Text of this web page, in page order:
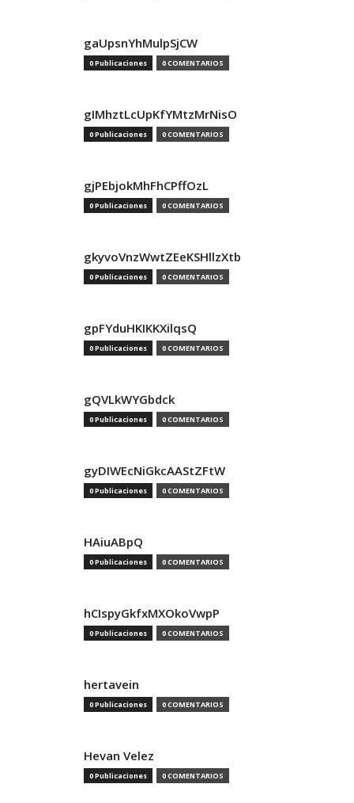
gaUpsnYhMulpSjCW
0 Publicaciones 0 COMENTARIOS
gIMhztLcUpKfYMtzMrNisO
0 Publicaciones 0 COMENTARIOS
gjPEbjokMhFhCPffOzL
0 Publicaciones 0 COMENTARIOS
gkyvoVnzWwtZEeKSHllzXtb
0 Publicaciones 0 COMENTARIOS
gpFYduHKIKKXilqsQ
0 Publicaciones 0 COMENTARIOS
gQVLkWYGbdck
0 Publicaciones 0 COMENTARIOS
gyDIWEcNiGkcAAStZFtW
0 Publicaciones 0 COMENTARIOS
HAiuABpQ
0 Publicaciones 0 COMENTARIOS
hCIspyGkfxMXOkoVwpP
0 Publicaciones 0 COMENTARIOS
hertavein
0 Publicaciones 0 COMENTARIOS
Hevan Velez
0 Publicaciones 0 COMENTARIOS